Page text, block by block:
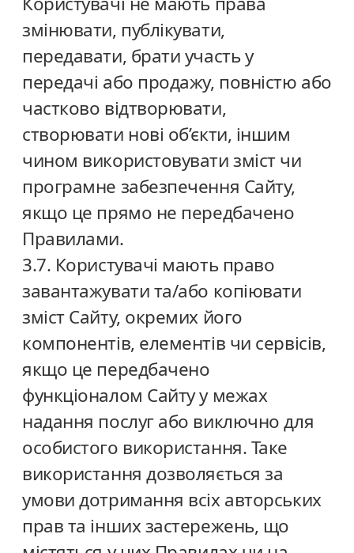
змінювати, публікувати,
передавати, брати участь у
передачі або продажу, повністю або
частково відтворювати,
створювати нові об’єкти, іншим
чином використовувати зміст чи
програмне забезпечення Сайту,
якщо це прямо не передбачено
Правилами.
3.7. Користувачі мають право
завантажувати та/або копіювати
зміст Сайту, окремих його
компонентів, елементів чи сервісів,
якщо це передбачено
функціоналом Сайту у межах
надання послуг або виключно для
особистого використання. Таке
використання дозволяється за
умови дотримання всіх авторських
прав та інших застережень, що